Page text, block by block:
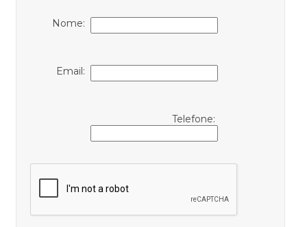
Nome:
Email:
Telefone: